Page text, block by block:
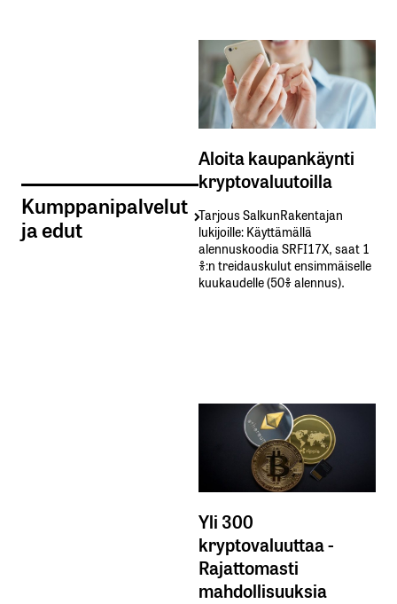
Kumppanipalvelut
ja edut
Aloita kaupankäynti
kryptovaluutoilla
Tarjous SalkunRakentajan
lukijoille: Käyttämällä​ ​
alennuskoodia​ ​SRFI17X,​ ​saat​ ​1
%:n treidauskulut​ ​ensimmäiselle​ ​
kuukaudelle​ ​(50%​ ​alennus).
Yli 300
kryptovaluuttaa -
Rajattomasti
mahdollisuuksia